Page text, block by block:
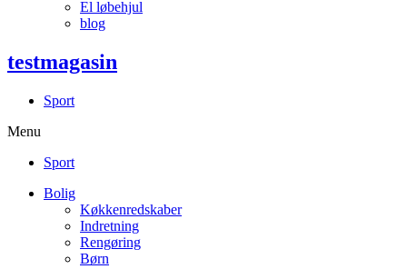
El løbehjul
blog
testmagasin
Sport
Menu
Sport
Bolig
Køkkenredskaber
Indretning
Rengøring
Børn